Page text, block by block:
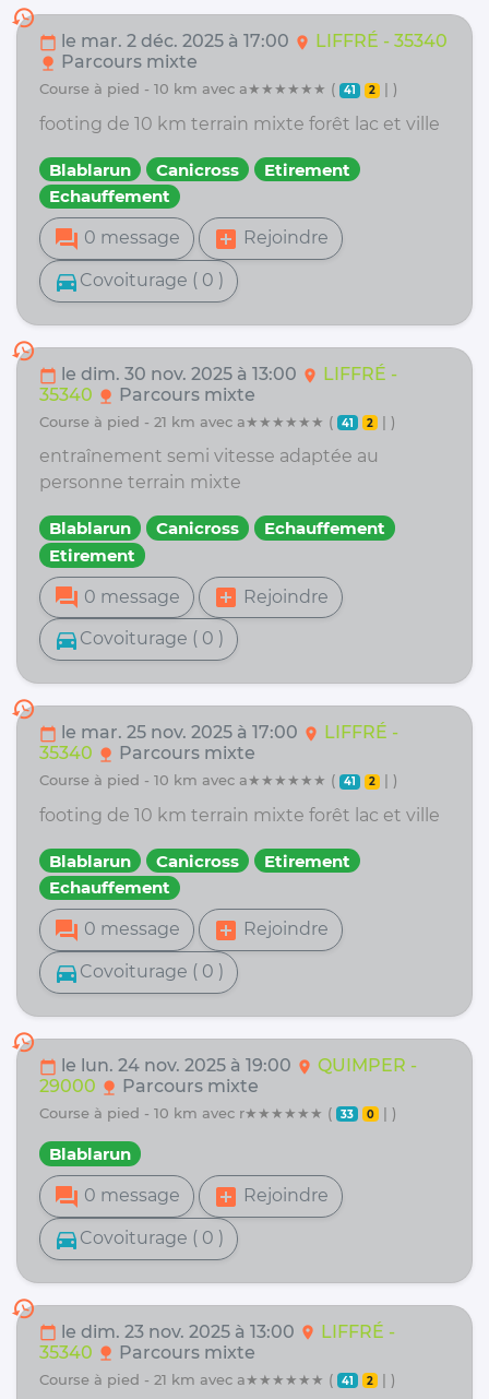
history
calendar_today le mar. 2 déc. 2025 à 17:00 location_on LIFFRÉ - 35340
nature Parcours mixte
course à pied - 10 km avec a★★★★★★ ( 41 2 | )
footing de 10 km terrain mixte forêt lac et ville
Blablarun Canicross
Etirement
Echauffement
forum 0 message add_box Rejoindre
directions_car Covoiturage ( 0 )
history
calendar_today le dim. 30 nov. 2025 à 13:00 location_on LIFFRÉ -
35340 nature Parcours mixte
course à pied - 21 km avec a★★★★★★ ( 41 2 | )
entraînement semi vitesse adaptée au
personne terrain mixte
Blablarun Canicross
Echauffement
Etirement
forum 0 message add_box Rejoindre
directions_car Covoiturage ( 0 )
history
calendar_today le mar. 25 nov. 2025 à 17:00 location_on
LIFFRÉ -
35340 nature Parcours mixte
course à pied - 10 km avec a★★★★★★ ( 41 2 | )
footing de 10 km terrain mixte forêt lac et ville
Blablarun Canicross
Etirement
Echauffement
forum 0 message add_box Rejoindre
directions_car Covoiturage ( 0 )
history
calendar_today le lun. 24 nov. 2025 à 19:00 location_on QUIMPER -
29000 nature Parcours mixte
course à pied - 10 km avec r★★★★★★ ( 33 0 | )
Blablarun
forum 0 message add_box Rejoindre
directions_car Covoiturage ( 0 )
history
calendar_today le dim. 23 nov. 2025 à 13:00 location_on LIFFRÉ -
35340 nature Parcours mixte
course à pied - 21 km avec a★★★★★★ ( 41 2 | )